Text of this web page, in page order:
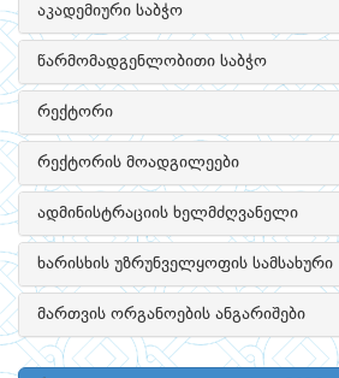
აკადემიური საბჭო
წარმომადგენლობითი საბჭო
რექტორი
რექტორის მოადგილეები
ადმინისტრაციის ხელმძღვანელი
ხარისხის უზრუნველყოფის სამსახური
მართვის ორგანოების ანგარიშები